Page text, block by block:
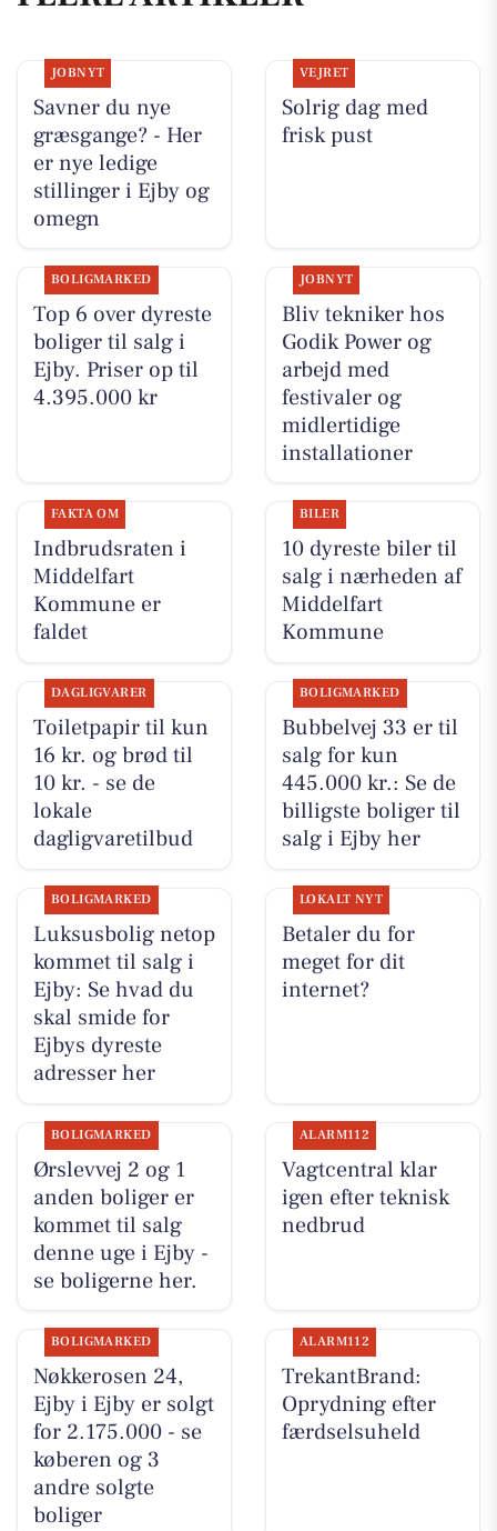
JOBNYT
Savner du nye
græsgange? - Her
er nye ledige
stillinger i Ejby og
omegn
VEJRET
Solrig dag med
frisk pust
BOLIGMARKED
Top 6 over dyreste
boliger til salg i
Ejby. Priser op til
4.395.000 kr
JOBNYT
Bliv tekniker hos
Godik Power og
arbejd med
festivaler og
midlertidige
installationer
FAKTA OM
Indbrudsraten i
Middelfart
Kommune er
faldet
BILER
10 dyreste biler til
salg i nærheden af
Middelfart
Kommune
DAGLIGVARER
Toiletpapir til kun
16 kr. og brød til
10 kr. - se de
lokale
dagligvaretilbud
BOLIGMARKED
Bubbelvej 33 er til
salg for kun
445.000 kr.: Se de
billigste boliger til
salg i Ejby her
BOLIGMARKED
Luksusbolig netop
kommet til salg i
Ejby: Se hvad du
skal smide for
Ejbys dyreste
adresser her
LOKALT NYT
Betaler du for
meget for dit
internet?
BOLIGMARKED
Ørslevvej 2 og 1
anden boliger er
kommet til salg
denne uge i Ejby -
se boligerne her.
ALARM112
Vagtcentral klar
igen efter teknisk
nedbrud
BOLIGMARKED
Nøkkerosen 24,
Ejby i Ejby er solgt
for 2.175.000 - se
køberen og 3
andre solgte
boliger
ALARM112
TrekantBrand:
Oprydning efter
færdselsuheld